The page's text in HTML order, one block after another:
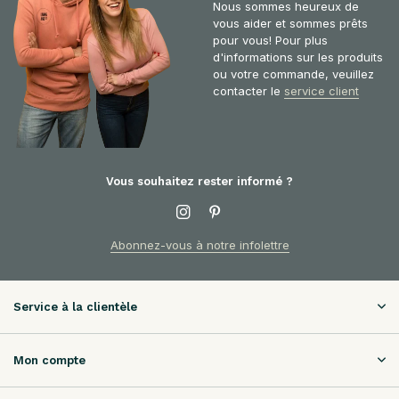
Nous sommes heureux de
vous aider et sommes prêts
pour vous! Pour plus
d'informations sur les produits
ou votre commande, veuillez
contacter le service client
Vous souhaitez rester informé ?
Abonnez-vous à notre infolettre
Service à la clientèle
Mon compte